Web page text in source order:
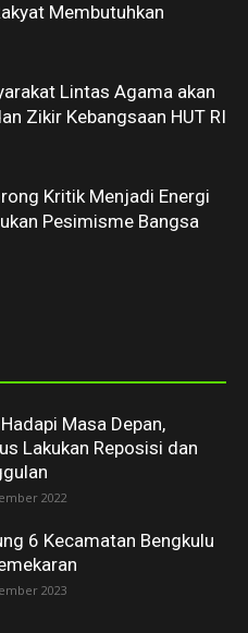
Membutuhkan
Lintas Agama akan
Zikir Kebangsaan HUT RI
Kritik Menjadi Energi
Pesimisme Bangsa
Masa Depan,
Lakukan Reposisi dan
2022
6 Kecamatan Bengkulu
2023